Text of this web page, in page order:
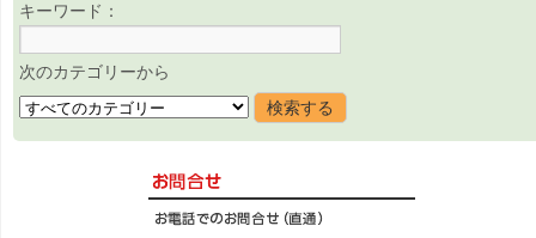
キーワード：
次のカテゴリーから